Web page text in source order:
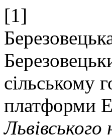
[1]
сільському
платформи
Львівського